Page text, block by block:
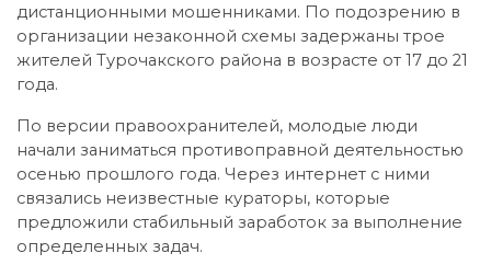
дистанционными мошенниками. По подозрению в
организации незаконной схемы задержаны трое
жителей Турочакского района в возрасте от 17 до 21
года.
По версии правоохранителей, молодые люди
начали заниматься противоправной деятельностью
осенью прошлого года. Через интернет с ними
связались неизвестные кураторы, которые
предложили стабильный заработок за выполнение
определенных задач.